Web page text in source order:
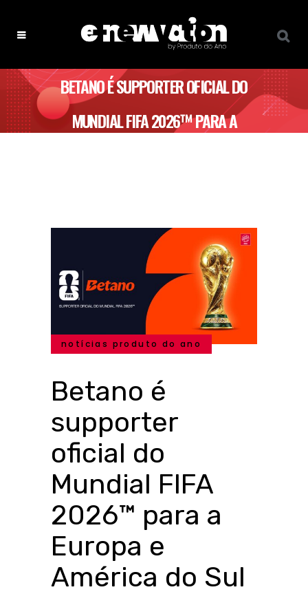
BETANO É SUPPORTER OFICIAL DO
MUNDIAL FIFA 2026™ PARA A
notícias produto do ano
Betano é
supporter
oficial do
Mundial FIFA
2026™ para a
Europa e
América do Sul